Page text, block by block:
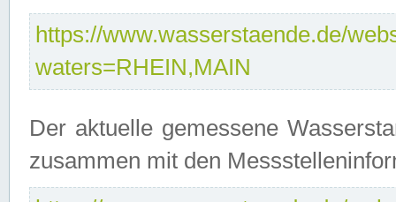
https://www.wasserstaende.de/
waters=RHEIN,MAIN
Der aktuelle gemessene
zusammen mit den